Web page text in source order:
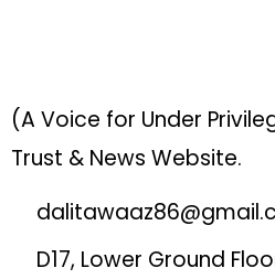
(A Voice for Under
Trust & News Website.
D17, Lower Ground